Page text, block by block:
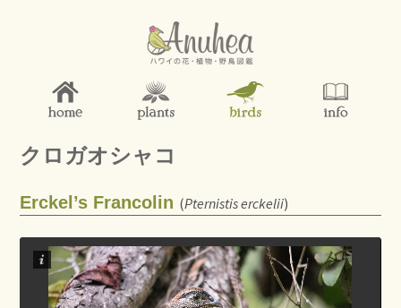
クロガオシャコ
Erckel’s Francolin (Pternistis erckelii)